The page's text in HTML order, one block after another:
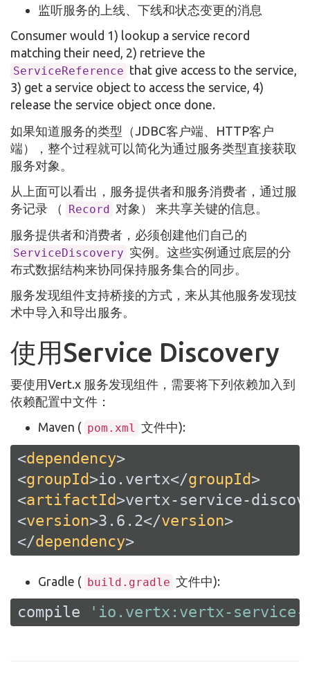
监听服务的上线、下线和状态变更的消息
Consumer would 1) lookup a service record
matching their need, 2) retrieve the
ServiceReference that give access to the service,
3) get a service object to access the service, 4)
release the service object once done.
如果知道服务的类型（JDBC客户端、HTTP客户
端），整个过程就可以简化为通过服务类型直接获取
服务对象。
从上面可以看出，服务提供者和服务消费者，通过服
务记录 （
Record 对象） 来共享关键的信息。
服务提供者和消费者，必须创建他们自己的
ServiceDiscovery 实例。这些实例通过底层的分
布式数据结构来协同保持服务集合的同步。
服务发现组件支持桥接的方式，来从其他服务发现技
术中导入和导出服务。
使用Service Discovery
要使用Vert.x 服务发现组件，需要将下列依赖加入到
依赖配置中文件：
Maven ( pom.xml 文件中):
<dependency>
<groupId>io.vertx</groupId>
<artifactId>vertx-service-
<version>3.6.2</version>
</dependency>
Gradle ( build.gradle 文件中):
compile 'io.vertx:vertx-service-